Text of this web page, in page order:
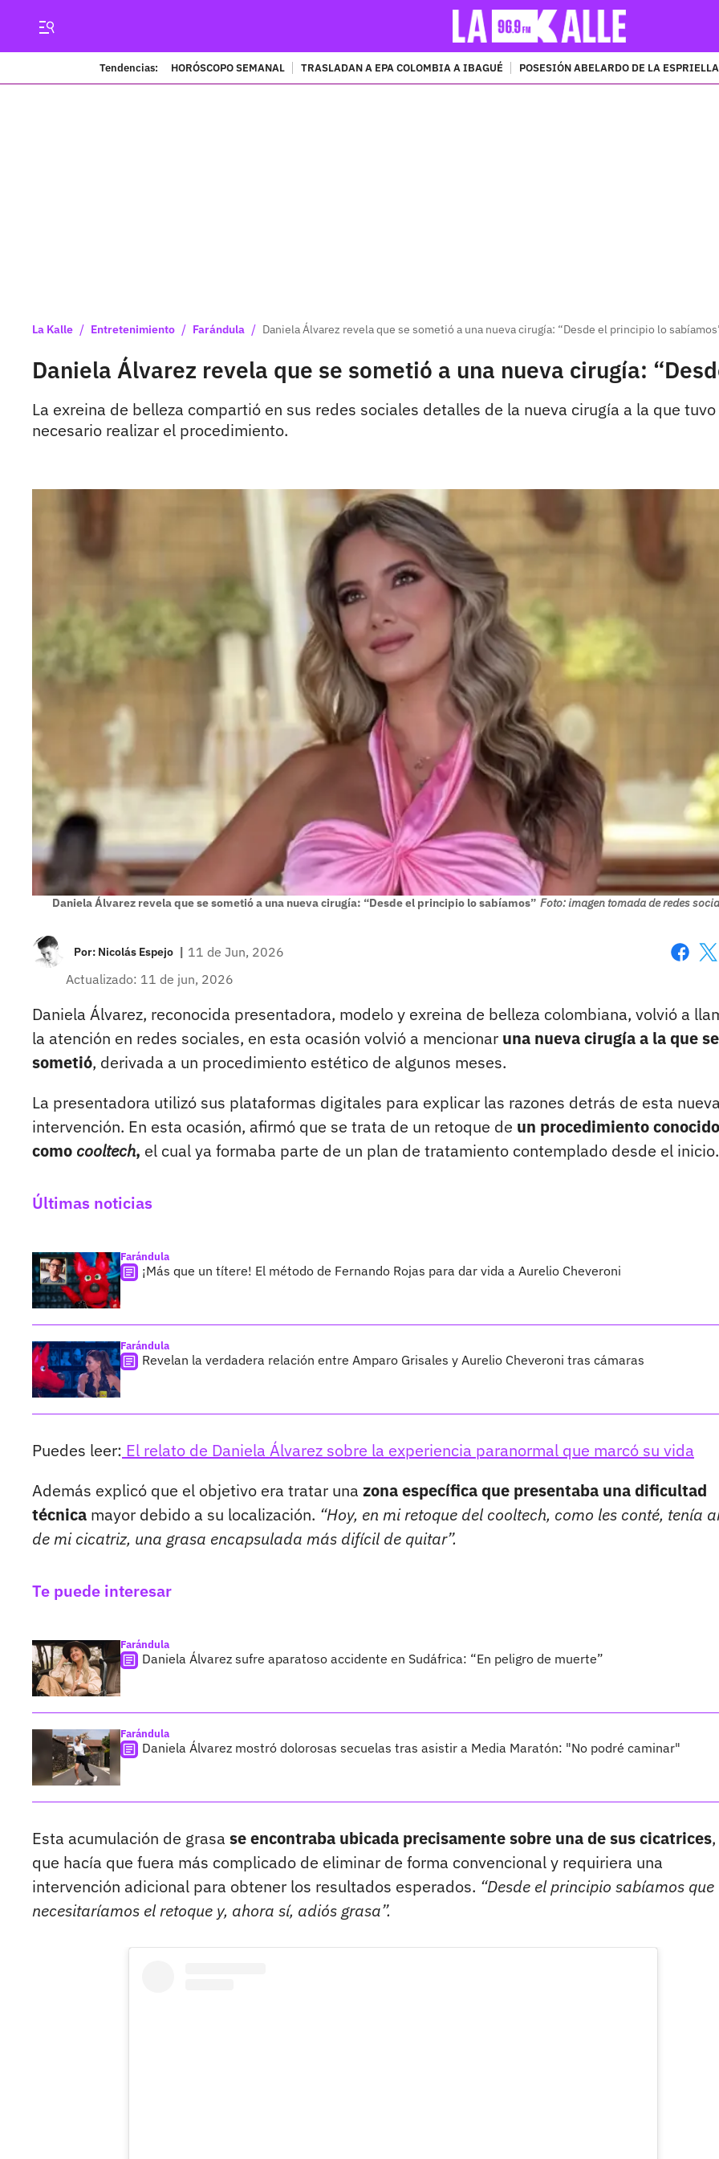
Tendencias: HORÓSCOPO SEMANAL TRASLADAN A EPA COLOMBIA A IBAGUÉ POSESIÓN ABELARDO DE LA ESPRIELLA
La Kalle / Entretenimiento / Farándula / Daniela Álvarez revela que se sometió a una nueva cirugía: “Desde el principio lo
Daniela Álvarez revela que se sometió a una nueva cirugía:
La exreina de belleza compartió en sus redes sociales detalles de la nueva cirugía a la que
necesario realizar el procedimiento.
Daniela Álvarez revela que se sometió a una nueva cirugía: “Desde el principio lo sabíamos” Foto: imagen tomada de redes
Por: Nicolás Espejo | 11 de Jun, 2026
Actualizado: 11 de jun, 2026
Daniela Álvarez, reconocida presentadora, modelo y exreina de belleza colombiana, volvió a
la atención en redes sociales, en esta ocasión volvió a mencionar una nueva cirugía a la que se
sometió, derivada a un procedimiento estético de algunos meses.
La presentadora utilizó sus plataformas digitales para explicar las razones detrás de esta
intervención. En esta ocasión, afirmó que se trata de un retoque de un procedimiento conocido
como cooltech, el cual ya formaba parte de un plan de tratamiento contemplado desde el inicio.
Últimas noticias
Farándula
¡Más que un títere! El método de Fernando Rojas para dar vida a Aurelio Cheveroni
Farándula
Revelan la verdadera relación entre Amparo Grisales y Aurelio Cheveroni tras cámaras
Puedes leer: El relato de Daniela Álvarez sobre la experiencia paranormal que marcó su vida
Además explicó que el objetivo era tratar una zona específica que presentaba una dificultad
técnica mayor debido a su localización. “Hoy, en mi retoque del cooltech, como les conté, tenía
de mi cicatriz, una grasa encapsulada más difícil de quitar”.
Te puede interesar
Farándula
Daniela Álvarez sufre aparatoso accidente en Sudáfrica: “En peligro de muerte”
Farándula
Daniela Álvarez mostró dolorosas secuelas tras asistir a Media Maratón: "No podré caminar"
Esta acumulación de grasa se encontraba ubicada precisamente sobre una de sus cicatrices
que hacía que fuera más complicado de eliminar de forma convencional y requiriera una
intervención adicional para obtener los resultados esperados. “Desde el principio sabíamos que
necesitaríamos el retoque y, ahora sí, adiós grasa”.